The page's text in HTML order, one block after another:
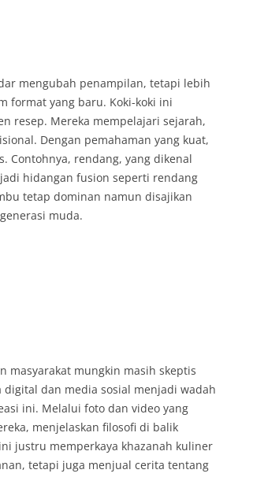
mengubah penampilan, tetapi lebih
format yang baru. Koki-koki ini
resep. Mereka mempelajari sejarah,
Dengan pemahaman yang kuat,
Contohnya, rendang, yang dikenal
hidangan fusion seperti rendang
tetap dominan namun disajikan
muda.
masyarakat mungkin masih skeptis
dan media sosial menjadi wadah
ini. Melalui foto dan video yang
menjelaskan filosofi di balik
justru memperkaya khazanah kuliner
tetapi juga menjual cerita tentang